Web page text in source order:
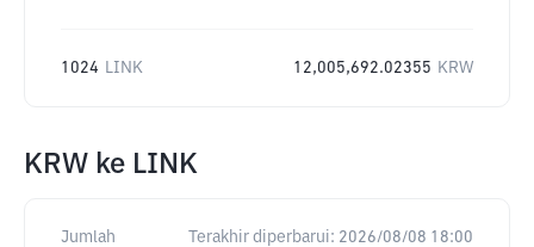
1024 LINK 12,005,692.02355 KRW
KRW ke LINK
Jumlah Terakhir diperbarui: 2026/08/08 18:00